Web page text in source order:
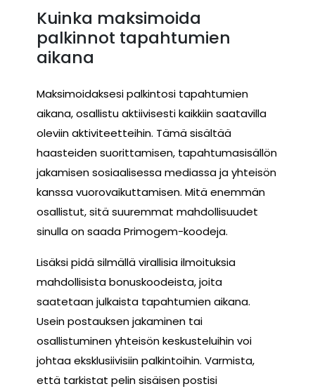
Kuinka maksimoida
palkinnot tapahtumien
aikana
Maksimoidaksesi palkintosi tapahtumien
aikana, osallistu aktiivisesti kaikkiin saatavilla
oleviin aktiviteetteihin. Tämä sisältää
haasteiden suorittamisen, tapahtumasisällön
jakamisen sosiaalisessa mediassa ja yhteisön
kanssa vuorovaikuttamisen. Mitä enemmän
osallistut, sitä suuremmat mahdollisuudet
sinulla on saada Primogem-koodeja.
Lisäksi pidä silmällä virallisia ilmoituksia
mahdollisista bonuskoodeista, joita
saatetaan julkaista tapahtumien aikana.
Usein postauksen jakaminen tai
osallistuminen yhteisön keskusteluihin voi
johtaa eksklusiivisiin palkintoihin. Varmista,
että tarkistat pelin sisäisen postisi